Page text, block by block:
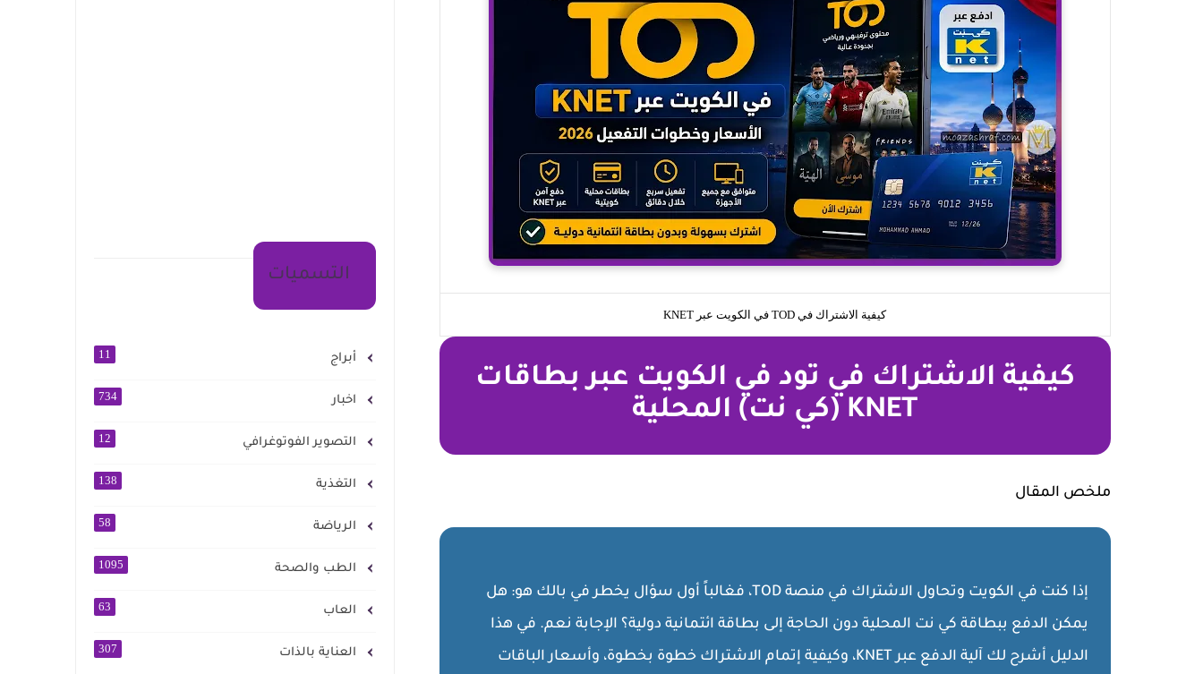
كيفية الاشتراك في TOD في الكويت عبر KNET
كيفية الاشتراك في تود في الكويت عبر بطاقات
KNET (كي نت) المحلية
ملخص المقال
إذا كنت في الكويت وتحاول الاشتراك في منصة TOD، فغالباً أول سؤال يخطر في بالك هو: هل
يمكن الدفع ببطاقة كي نت المحلية دون الحاجة إلى بطاقة ائتمانية دولية؟ الإجابة نعم. في هذا
الدليل أشرح لك آلية الدفع عبر KNET، وكيفية إتمام الاشتراك خطوة بخطوة، وأسعار الباقات
التسميات
أبراج 11
اخبار 734
التصوير الفوتوغرافي 12
التغذية 138
الرياضة 58
الطب والصحة 1095
العاب 63
العناية بالذات 307